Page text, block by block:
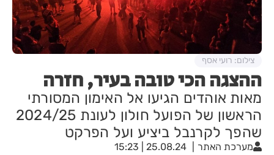
ההצגה הכי טובה בעיר, חזרה
מאות אוהדים הגיעו אל האימון המסורתי
הראשון של הפועל חולון לעונת 2024/25
שהפך לקרנבל ביציע ועל הפרקט
מערכת האתר 25.08.24 | 15:23
צילום: רועי אסף